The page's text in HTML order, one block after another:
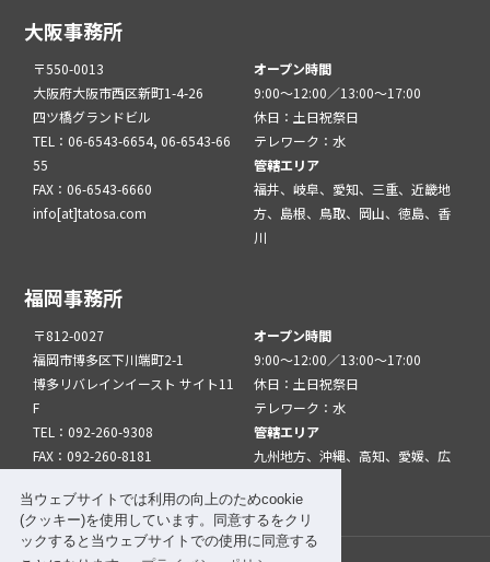
当ウェブサイトでは利用の向上のためcookie
(クッキー)を使用しています。同意するをクリ
ックすると当ウェブサイトでの使用に同意する
大阪事務所
〒550-0013
大阪府大阪市西区新町1-4-26
四ツ橋グランドビル
TEL：06-6543-6654, 06-6543-66
55
FAX：06-6543-6660
info[at]tatosa.com
オープン時間
9:00～12:00／13:00～17:00
休日：土日祝祭日
テレワーク：水
管轄エリア
福井、岐阜、愛知、三重、近畿地
方、島根、鳥取、岡山、徳島、香
川
福岡事務所
〒812-0027
福岡市博多区下川端町2-1
博多リバレインイースト サイト11
F
TEL：092-260-9308
FAX：092-260-8181
オープン時間
9:00～12:00／13:00～17:00
休日：土日祝祭日
テレワーク：水
管轄エリア
九州地方、沖縄、高知、愛媛、広